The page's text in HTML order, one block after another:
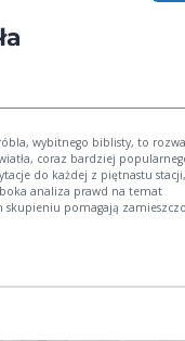
wybitnego biblisty, to
coraz bardziej
do każdej z piętnastu stacji,
analiza prawd na temat
skupieniu pomagają
oraz Nowenna